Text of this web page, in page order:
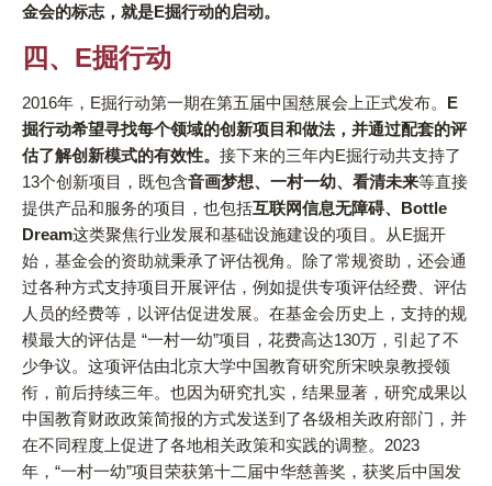
金会的标志，就是E掘行动的启动。
四、E掘行动
2016年，E掘行动第一期在第五届中国慈展会上正式发布。 E
掘行动希望寻找每个领域的创新项目和做法，并通过配套的评
估了解创新模式的有效性。 接下来的三年内E掘行动共支持了
13个创新项目，既包含音画梦想、一村一幼、看清未来等直接
提供产品和服务的项目，也包括互联网信息无障碍、Bottle
Dream这类聚焦行业发展和基础设施建设的项目。从E掘开
始，基金会的资助就秉承了评估视角。除了常规资助，还会通
过各种方式支持项目开展评估，例如提供专项评估经费、评估
人员的经费等，以评估促进发展。在基金会历史上，支持的规
模最大的评估是 “一村一幼”项目，花费高达130万，引起了不
少争议。这项评估由北京大学中国教育研究所宋映泉教授领
衔，前后持续三年。也因为研究扎实，结果显著，研究成果以
中国教育财政政策简报的方式发送到了各级相关政府部门，并
在不同程度上促进了各地相关政策和实践的调整。2023
年，“一村一幼”项目荣获第十二届中华慈善奖，获奖后中国发